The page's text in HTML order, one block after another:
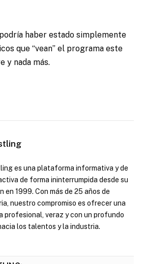
haber estado simplemente
que “vean” el programa este
y nada más.
es una plataforma informativa y de
de forma ininterrumpida desde su
en 1999. Con más de 25 años de
nuestro compromiso es ofrecer una
profesional, veraz y con un profundo
los talentos y la industria.